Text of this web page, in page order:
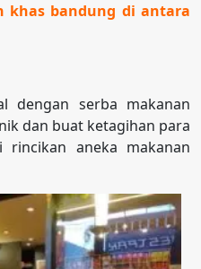
khas bandung di antara
dengan serba makanan
dan buat ketagihan para
rincikan aneka makanan